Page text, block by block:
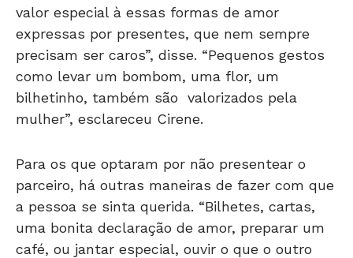
valor especial à essas formas de amor
expressas por presentes, que nem sempre
precisam ser caros”, disse. “Pequenos gestos
como levar um bombom, uma flor, um
bilhetinho, também são valorizados pela
mulher”, esclareceu Cirene.
Para os que optaram por não presentear o
parceiro, há outras maneiras de fazer com que
a pessoa se sinta querida. “Bilhetes, cartas,
uma bonita declaração de amor, preparar um
café, ou jantar especial, ouvir o que o outro